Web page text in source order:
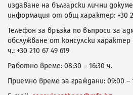
издаване на български лични
информация от общ характер: +30
Телефон за връзка по въпроси за
обслужване от консулски характер
ч.: +30 210 67 49 619
Работно време: 08:30 – 16:30 ч.
Приемно време за граждани: 09:00 –